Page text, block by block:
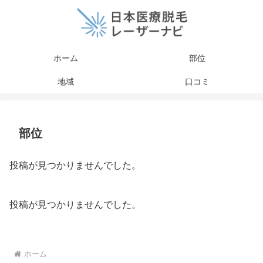
ホーム 部位
地域 口コミ
部位
投稿が見つかりませんでした。
投稿が見つかりませんでした。
ホーム